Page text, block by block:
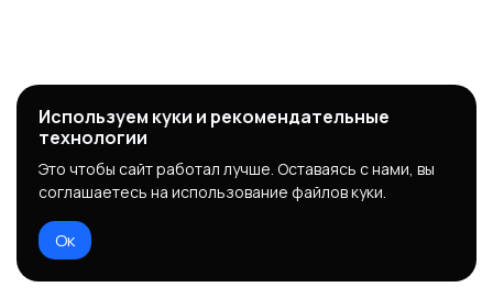
Используем куки и рекомендательные
технологии
Это чтобы сайт работал лучше. Оставаясь с нами, вы
соглашаетесь на использование файлов куки.
Ок